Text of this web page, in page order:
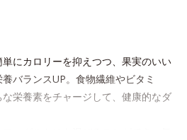
にカロリーを抑えつつ、果実のいい
バランスUP。食物繊維やビタミ
栄養素をチャージして、健康的なダ